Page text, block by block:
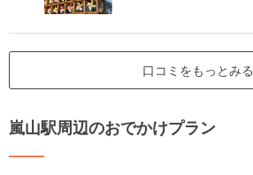
口コミをもっとみる
嵐山駅周辺のおでかけプラン